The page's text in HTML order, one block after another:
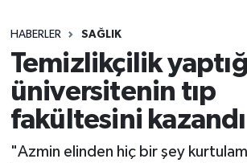
HABERLER SAĞLIK
Temizlikçilik
üniversitenin tıp
fakültesini kazandı
"Azmin elinden hiç bir şey